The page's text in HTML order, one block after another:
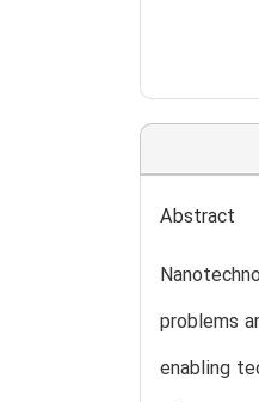
Abstract
problems
enabling